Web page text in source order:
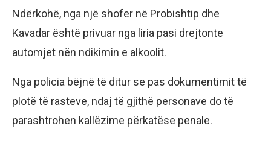
Ndërkohë, nga një shofer në Probishtip dhe
Kavadar është privuar nga liria pasi drejtonte
automjet nën ndikimin e alkoolit.
Nga policia bëjnë të ditur se pas dokumentimit të
plotë të rasteve, ndaj të gjithë personave do të
parashtrohen kallëzime përkatëse penale.